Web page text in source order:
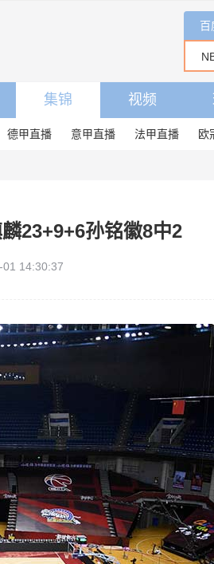
百
集锦 视频
德甲直播 意甲直播 法甲直播 欧
23+9+6孙铭徽8中2
01 14:30:37